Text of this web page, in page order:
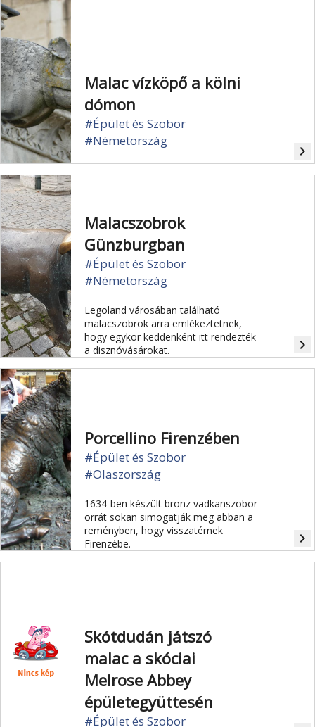
Malac vízköpő a kölni
dómon
#Épület és Szobor
#Németország
navigate_next
Malacszobrok
Günzburgban
#Épület és Szobor
#Németország
Legoland városában található
malacszobrok arra emlékeztetnek,
hogy egykor keddenként itt rendezték
a disznóvásárokat.
navigate_next
Porcellino Firenzében
#Épület és Szobor
#Olaszország
1634-ben készült bronz vadkanszobor
orrát sokan simogatják meg abban a
reményben, hogy visszatérnek
Firenzébe.
navigate_next
Skótdudán játszó
malac a skóciai
Melrose Abbey
épületegyüttesén
#Épület és Szobor